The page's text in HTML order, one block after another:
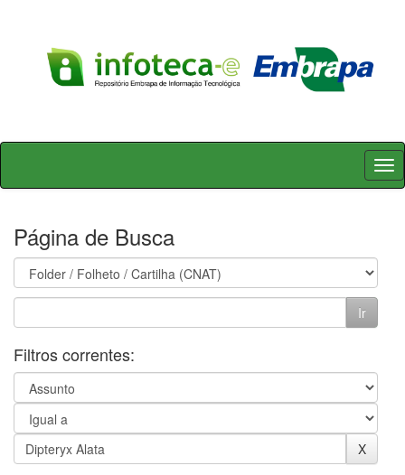
Skip
Página de Busca
Filtros correntes: